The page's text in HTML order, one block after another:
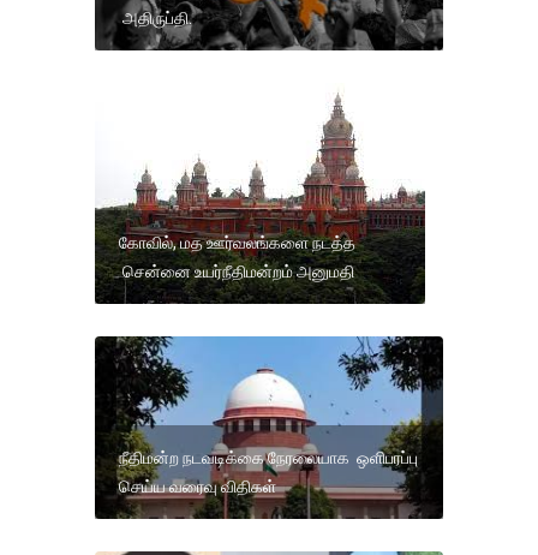
அதிருப்தி.
கோவில், மத ஊர்வலங்களை நடத்த
சென்னை உயர்நீதிமன்றம் அனுமதி
நீதிமன்ற நடவடிக்கை நேரலையாக ஒளிபரப்பு
செய்ய வரைவு விதிகள்